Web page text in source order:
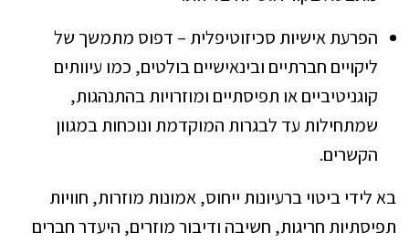
הפרעת אישיות סכיזוטיפלית – דפוס מתמשך של
ליקויים חברתיים ובינאישיים בולטים, כמו עיוותים
קוגניטיביים או תפיסתיים ומוזרויות בהתנהגות,
שמתחילות עד לבגרות המוקדמת ונוכחות במגוון
הקשרים.
בא לידי ביטוי ברעיונות ייחוס, אמונות מוזרות, חוויות
תפיסתיות חריגות, חשיבה ודיבור מוזרים, היעדר חברים